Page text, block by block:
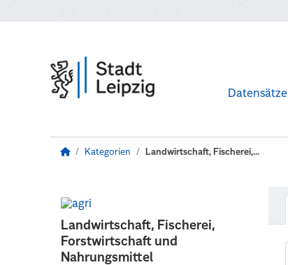
Datensätze
Kategorien Landwirtschaft, Fischerei,...
Landwirtschaft, Fischerei,
Forstwirtschaft und
Nahrungsmittel